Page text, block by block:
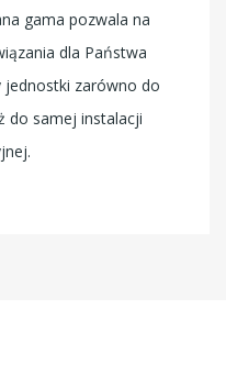
gama pozwala na
dla Państwa
zarówno do
do samej instalacji